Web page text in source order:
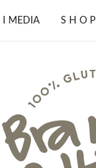
I MEDIA S H O P